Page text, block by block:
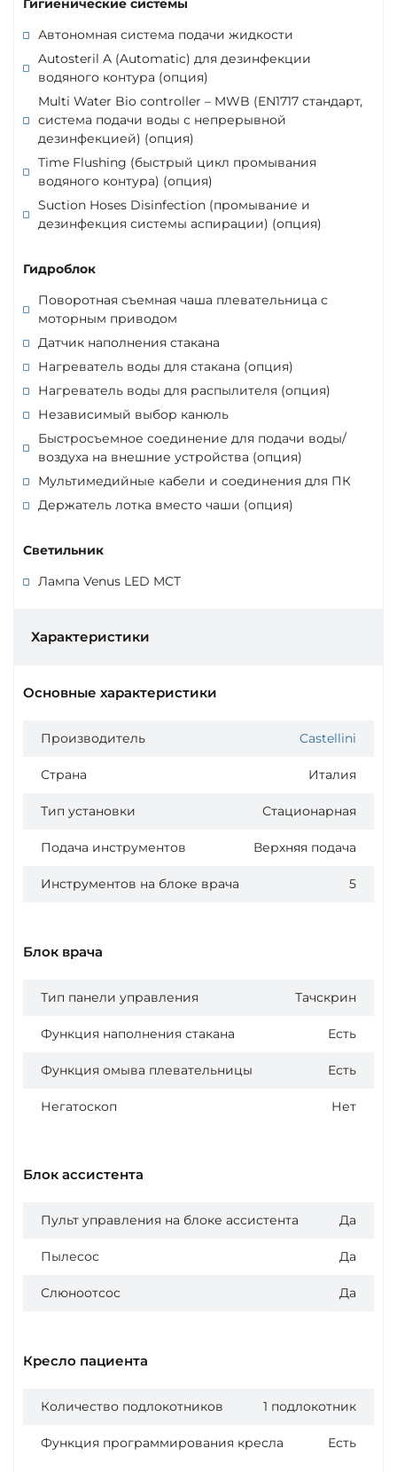
Гигиенические системы
Автономная система подачи жидкости
Autosteril A (Automatic) для дезинфекции
водяного контура (опция)
Multi Water Bio controller – MWB (EN1717 стандарт,
система подачи воды с непрерывной
дезинфекцией) (опция)
Time Flushing (быстрый цикл промывания
водяного контура) (опция)
Suction Hoses Disinfection (промывание и
дезинфекция системы аспирации) (опция)
Гидроблок
Поворотная съемная чаша плевательница с
моторным приводом
Датчик наполнения стакана
Нагреватель воды для стакана (опция)
Нагреватель воды для распылителя (опция)
Независимый выбор канюль
Быстросъемное соединение для подачи воды/
воздуха на внешние устройства (опция)
Мультимедийные кабели и соединения для ПК
Держатель лотка вместо чаши (опция)
Светильник
Лампа Venus LED MCT
Характеристики
Основные характеристики
Производитель Castellini
Страна Италия
Тип установки Стационарная
Подача инструментов Верхняя подача
Инструментов на блоке врача 5
Блок врача
Тип панели управления Тачскрин
Функция наполнения стакана Есть
Функция омыва плевательницы Есть
Негатоскоп Нет
Блок ассистента
Пульт управления на блоке ассистента Да
Пылесос Да
Слюноотсос Да
Кресло пациента
Количество подлокотников 1 подлокотник
Функция программирования кресла Есть